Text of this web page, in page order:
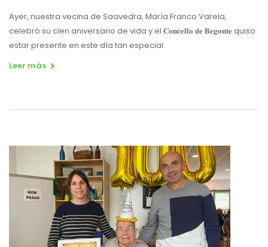
Ayer, nuestra vecina de Saavedra, María Franco Varela,
celebró su cien aniversario de vida y el 𝐂𝐨𝐧𝐜𝐞𝐥𝐥𝐨 𝐝𝐞 𝐁𝐞𝐠𝐨𝐧𝐭𝐞 quiso
estar presente en este día tan especial.
Leer más